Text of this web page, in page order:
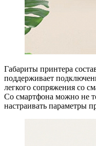
Габариты принтера
поддерживает
легкого сопряжения со
Со смартфона можно не
настраивать параметры